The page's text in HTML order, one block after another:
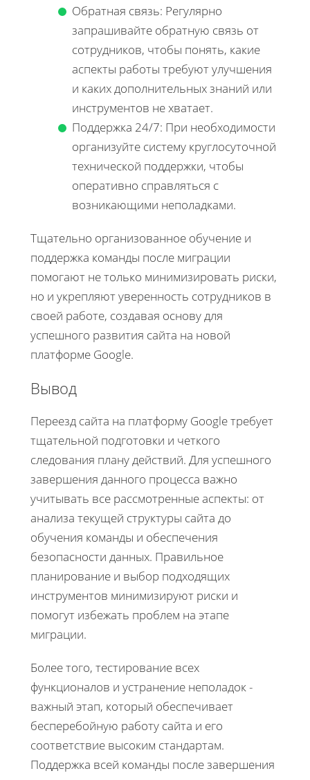
Обратная связь: Регулярно
запрашивайте обратную связь от
сотрудников, чтобы понять, какие
аспекты работы требуют улучшения
и каких дополнительных знаний или
инструментов не хватает.
Поддержка 24/7: При необходимости
организуйте систему круглосуточной
технической поддержки, чтобы
оперативно справляться с
возникающими неполадками.
Тщательно организованное обучение и
поддержка команды после миграции
помогают не только минимизировать риски,
но и укрепляют уверенность сотрудников в
своей работе, создавая основу для
успешного развития сайта на новой
платформе Google.
Вывод
Переезд сайта на платформу Google требует
тщательной подготовки и четкого
следования плану действий. Для успешного
завершения данного процесса важно
учитывать все рассмотренные аспекты: от
анализа текущей структуры сайта до
обучения команды и обеспечения
безопасности данных. Правильное
планирование и выбор подходящих
инструментов минимизируют риски и
помогут избежать проблем на этапе
миграции.
Более того, тестирование всех
функционалов и устранение неполадок -
важный этап, который обеспечивает
бесперебойную работу сайта и его
соответствие высоким стандартам.
Поддержка всей команды после завершения